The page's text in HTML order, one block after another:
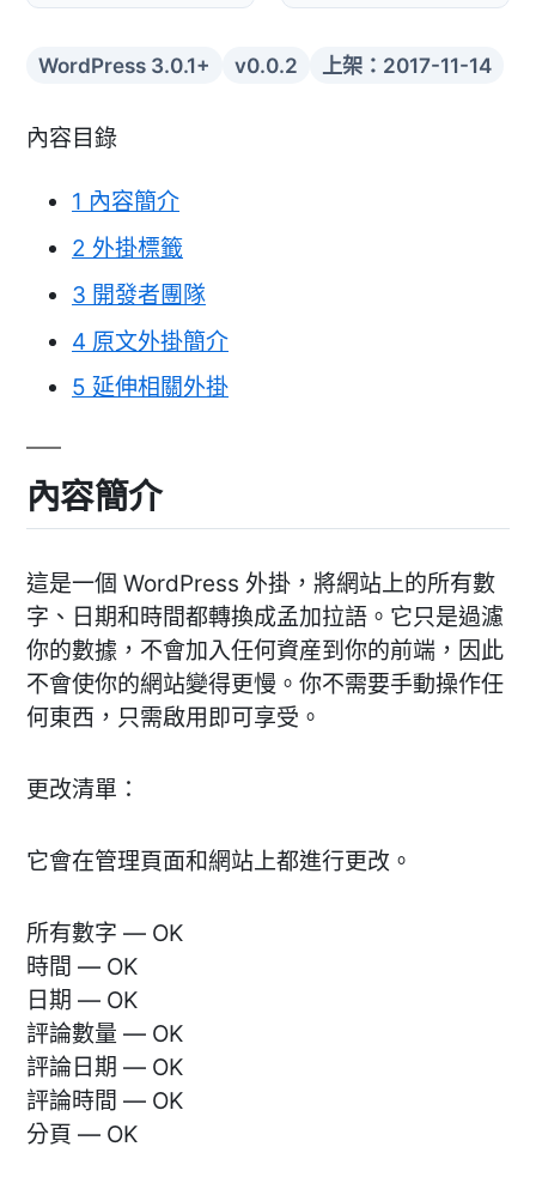
WordPress 3.0.1+ v0.0.2 上架：2017-11-14
內容目錄
1 內容簡介
2 外掛標籤
3 開發者團隊
4 原文外掛簡介
5 延伸相關外掛
內容簡介
這是一個 WordPress 外掛，將網站上的所有數
字、日期和時間都轉換成孟加拉語。它只是過濾
你的數據，不會加入任何資産到你的前端，因此
不會使你的網站變得更慢。你不需要手動操作任
何東西，只需啟用即可享受。
更改清單：
它會在管理頁面和網站上都進行更改。
所有數字 — OK
時間 — OK
日期 — OK
評論數量 — OK
評論日期 — OK
評論時間 — OK
分頁 — OK